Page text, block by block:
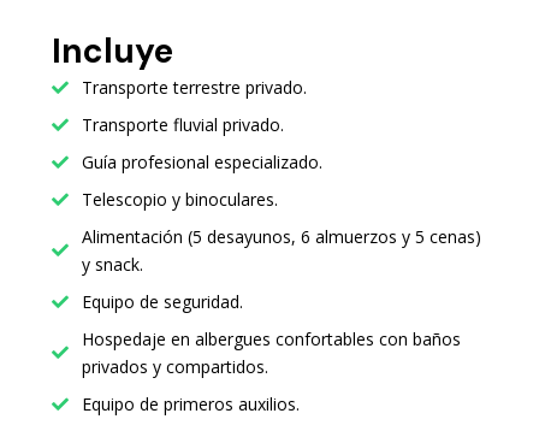
Incluye
Transporte terrestre privado.
Transporte fluvial privado.
Guía profesional especializado.
Telescopio y binoculares.
Alimentación (5 desayunos, 6 almuerzos y 5 cenas)
y snack.
Equipo de seguridad.
Hospedaje en albergues confortables con baños
privados y compartidos.
Equipo de primeros auxilios.